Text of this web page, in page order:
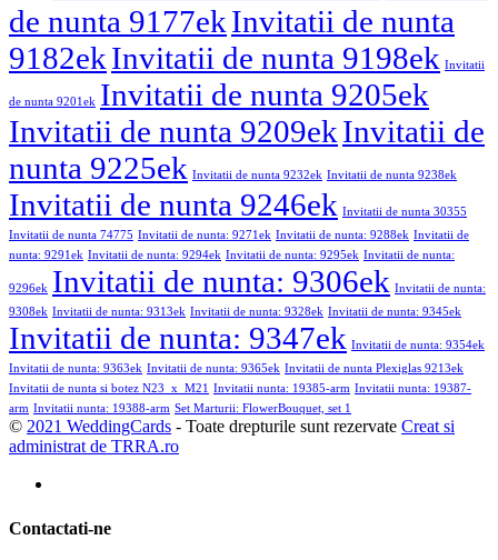
de nunta 9177ekInvitatii de nunta
9182ekInvitatii de nunta 9198ek Invitatii
de nunta 9201ek Invitatii de nunta 9205ek
Invitatii de nunta 9209ekInvitatii de
nunta 9225ek Invitatii de nunta 9232ek Invitatii de nunta 9238ek
Invitatii de nunta 9246ek Invitatii de nunta 30355
Invitatii de nunta 74775 Invitatii de nunta: 9271ek Invitatii de nunta: 9288ek Invitatii de
nunta: 9291ek Invitatii de nunta: 9294ek Invitatii de nunta: 9295ek Invitatii de nunta:
9296ek Invitatii de nunta: 9306ek Invitatii de nunta:
9308ek Invitatii de nunta: 9313ek Invitatii de nunta: 9328ek Invitatii de nunta: 9345ek
Invitatii de nunta: 9347ek Invitatii de nunta: 9354ek
Invitatii de nunta: 9363ek Invitatii de nunta: 9365ek Invitatii de nunta Plexiglas 9213ek
Invitatii de nunta si botez N23_x_M21 Invitatii nunta: 19385-arm Invitatii nunta: 19387-
arm Invitatii nunta: 19388-arm Set Marturii: FlowerBouquet, set 1
© 2021 WeddingCards - Toate drepturile sunt rezervate Creat si
administrat de TRRA.ro
Contactati-ne